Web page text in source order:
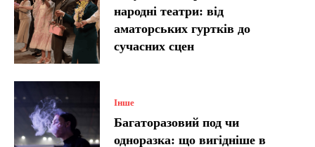
народні театри: від
аматорських гуртків до
сучасних сцен
Інше
Багаторазовий под чи
одноразка: що вигідніше в